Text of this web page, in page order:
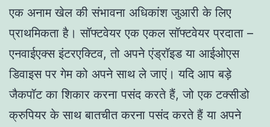
एक अनाम खेल की संभावना अधिकांश जुआरी के लिए
प्राथमिकता है। सॉफ्टवेयर एक एकल सॉफ्टवेयर प्रदाता –
एनवाईएक्स इंटरएक्टिव, तो अपने एंड्रॉइड या आईओएस
डिवाइस पर गेम को अपने साथ ले जाएं। यदि आप बड़े
जैकपॉट का शिकार करना पसंद करते हैं, जो एक टक्सीडो
क्रुपियर के साथ बातचीत करना पसंद करते हैं या अपने